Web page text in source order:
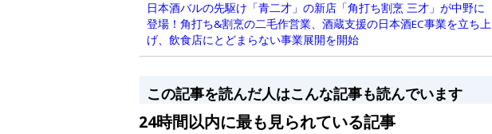
日本酒バルの先駆け「青二才」の新店「角打ち割烹 三才」が中野に
登場！角打ち&割烹の二毛作営業、酒蔵支援の日本酒EC事業を立ち上
げ、飲食店にとどまらない事業展開を開始
この記事を読んだ人はこんな記事も読んでいます
24時間以内に最も見られている記事